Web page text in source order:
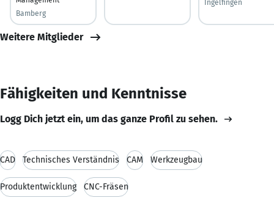
Bamberg
Ingelfingen
Weitere Mitglieder
Fähigkeiten und Kenntnisse
Logg Dich jetzt ein, um das ganze Profil zu sehen.
CAD Technisches Verständnis CAM Werkzeugbau
Produktentwicklung CNC-Fräsen